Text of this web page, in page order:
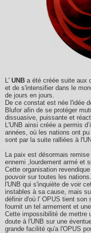
L' UNB a été créée suite aux
et de s'intensifier dans le
de jours en jours.
De ce constat est née l'idée
Blufor afin de se protéger
dissuasive, puissante et
L'UNB ainsi créée a permis
années, où les nations ont
sont par la suite ralliées à
La paix est désormais
ennemi ,lourdement armé et
Cette organisation
pouvoir sur toutes les
l'UNB qui s'inquiète de voir
instables à sa cause, mais
définir d'où l' OPUS tient son
fournit un tel armement et
Cette impossibilité de mettre
doute à l'UNB sur une
grande facilité qu'a l'OPUS